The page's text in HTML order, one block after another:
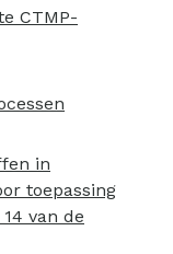
CTMP-
in
toepassing
van de